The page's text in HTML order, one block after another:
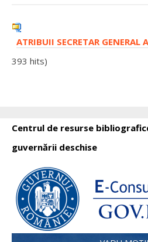
ATRIBUII SECRETAR GENERAL
393 hits)
Centrul de resurse
guvernării deschise